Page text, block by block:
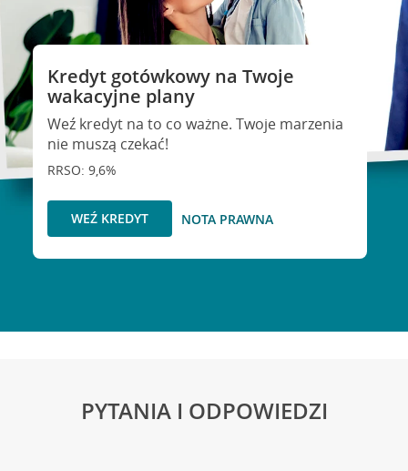
Kredyt gotówkowy na Twoje
wakacyjne plany
Weź kredyt na to co ważne. Twoje marzenia
nie muszą czekać!
RRSO: 9,6%
WEŹ KREDYT NOTA PRAWNA
PYTANIA I ODPOWIEDZI